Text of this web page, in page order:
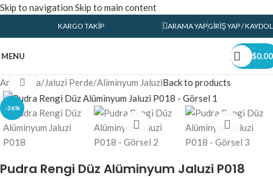
Skip to navigation Skip to main content
KARGO TAKIP ARAMA YAPGIRIŞ YAP / KAYDOL
MENU $0.00
Ana Sayfa/Jaluzi Perde/Aliminyum JaluziBack to products
-36%
Click to enlarge
Pudra Rengi Düz Alüminyum Jaluzi P018